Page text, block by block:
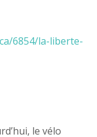
6854/la-liberte-
le vélo